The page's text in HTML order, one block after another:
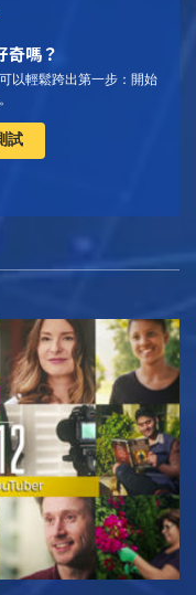
奇嗎？
以輕鬆跨出第一步：開始
試